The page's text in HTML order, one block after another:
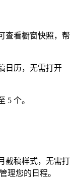
看橱窗快照，帮
历，无需打开
个。
稿样式，无需打
理您的日程。